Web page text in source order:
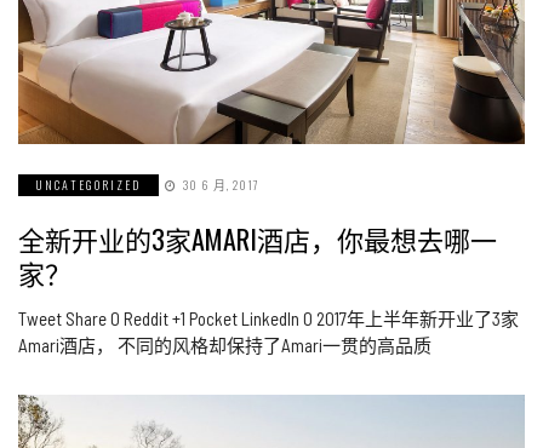
UNCATEGORIZED 30 6 月, 2017
全新开业的3家AMARI酒店，你最想去哪一
家？
Tweet Share 0 Reddit +1 Pocket LinkedIn 0 2017年上半年新开业了3家
Amari酒店， 不同的风格却保持了Amari一贯的高品质